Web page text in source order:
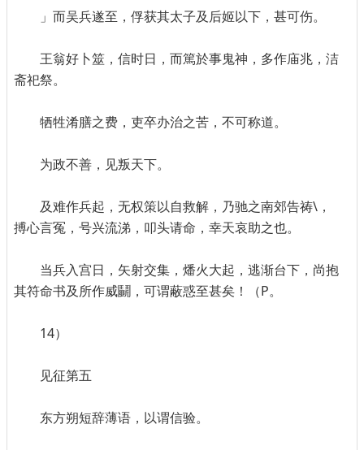
」而吴兵遂至，俘获其太子及后姬以下，甚可伤。
王翁好卜筮，信时日，而篤於事鬼神，多作庙兆，洁
斋祀祭。
牺牲淆膳之费，吏卒办治之苦，不可称道。
为政不善，见叛天下。
及难作兵起，无权策以自救解，乃驰之南郊告祷\，
搏心言冤，号兴流涕，叩头请命，幸天哀助之也。
当兵入宫日，矢射交集，燔火大起，逃渐台下，尚抱
其符命书及所作威鬭，可谓蔽惑至甚矣！（P。
14）
见征第五
东方朔短辞薄语，以谓信验。